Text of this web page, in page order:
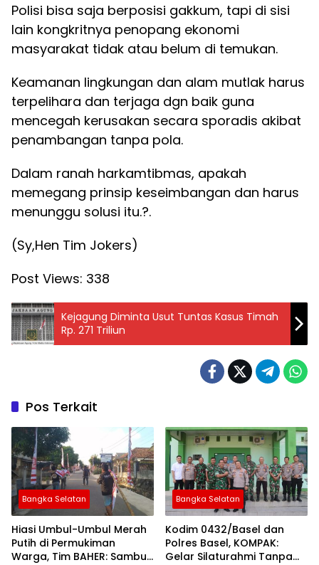
Polisi bisa saja berposisi gakkum, tapi di sisi
lain kongkritnya penopang ekonomi
masyarakat tidak atau belum di temukan.
Keamanan lingkungan dan alam mutlak harus
terpelihara dan terjaga dgn baik guna
mencegah kerusakan secara sporadis akibat
penambangan tanpa pola.
Dalam ranah harkamtibmas, apakah
memegang prinsip keseimbangan dan harus
menunggu solusi itu.?.
(Sy,Hen Tim Jokers)
Post Views: 338
Kejagung Diminta Usut Tuntas Kasus Timah
Rp. 271 Triliun
Pos Terkait
Bangka Selatan
Hiasi Umbul-Umbul Merah
Putih di Permukiman
Warga, Tim BAHER: Sambut
Bangka Selatan
Kodim 0432/Basel dan
Polres Basel, KOMPAK:
Gelar Silaturahmi Tanpa